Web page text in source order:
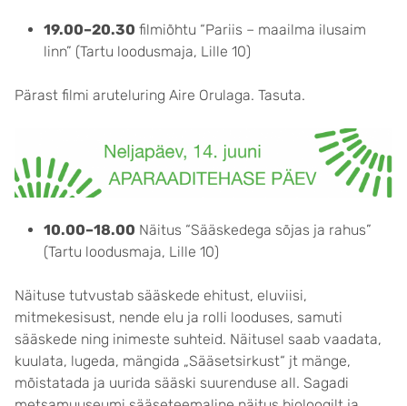
19.00–20.30 filmiõhtu “Pariis – maailma ilusaim
linn” (Tartu loodusmaja, Lille 10)
Pärast filmi aruteluring Aire Orulaga. Tasuta.
10.00–18.00 Näitus “Sääskedega sõjas ja rahus”
(Tartu loodusmaja, Lille 10)
Näituse tutvustab sääskede ehitust, eluviisi,
mitmekesisust, nende elu ja rolli looduses, samuti
sääskede ning inimeste suhteid. Näitusel saab vaadata,
kuulata, lugeda, mängida „Sääsetsirkust“ jt mänge,
mõistatada ja uurida sääski suurenduse all. Sagadi